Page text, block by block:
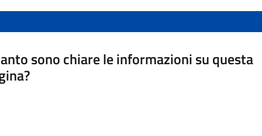
sono chiare le informazioni su questa